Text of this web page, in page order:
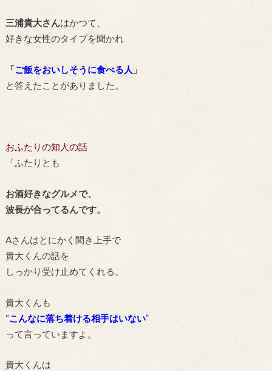
三浦貴大さんはかつて、
好きな女性のタイプを聞かれ
「ご飯をおいしそうに食べる人 」
と答えたことがありました。
おふたりの知人の話
「ふたりとも
お酒好きなグルメで、
波長が合ってるんです。
Aさんはとにかく聞き上手で
貴大くんの話を
しっかり受け止めてくれる。
貴大くんも
“こんなに落ち着ける相手はいない”
って言っていますよ。
貴大くんは